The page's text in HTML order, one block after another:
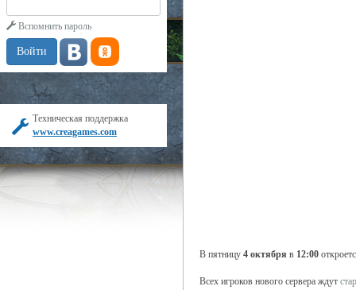
Вспомнить пароль
Техническая поддержка
www.creagames.com
В пятницу 4 октября в 12:00
Всех игроков нового сервера ждут